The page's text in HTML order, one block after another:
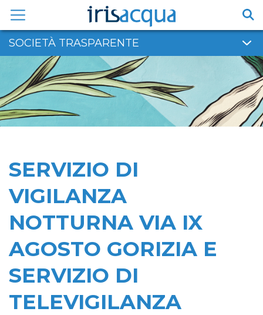
contenuto
SOCIETÀ TRASPARENTE
SERVIZIO DI
VIGILANZA
NOTTURNA VIA IX
AGOSTO GORIZIA E
SERVIZIO DI
TELEVIGILANZA